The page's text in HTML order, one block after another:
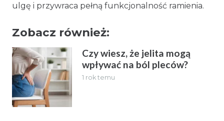
ulgę i przywraca pełną funkcjonalność ramienia.
Zobacz również:
Czy wiesz, że jelita mogą
wpływać na ból pleców?
1 rok temu